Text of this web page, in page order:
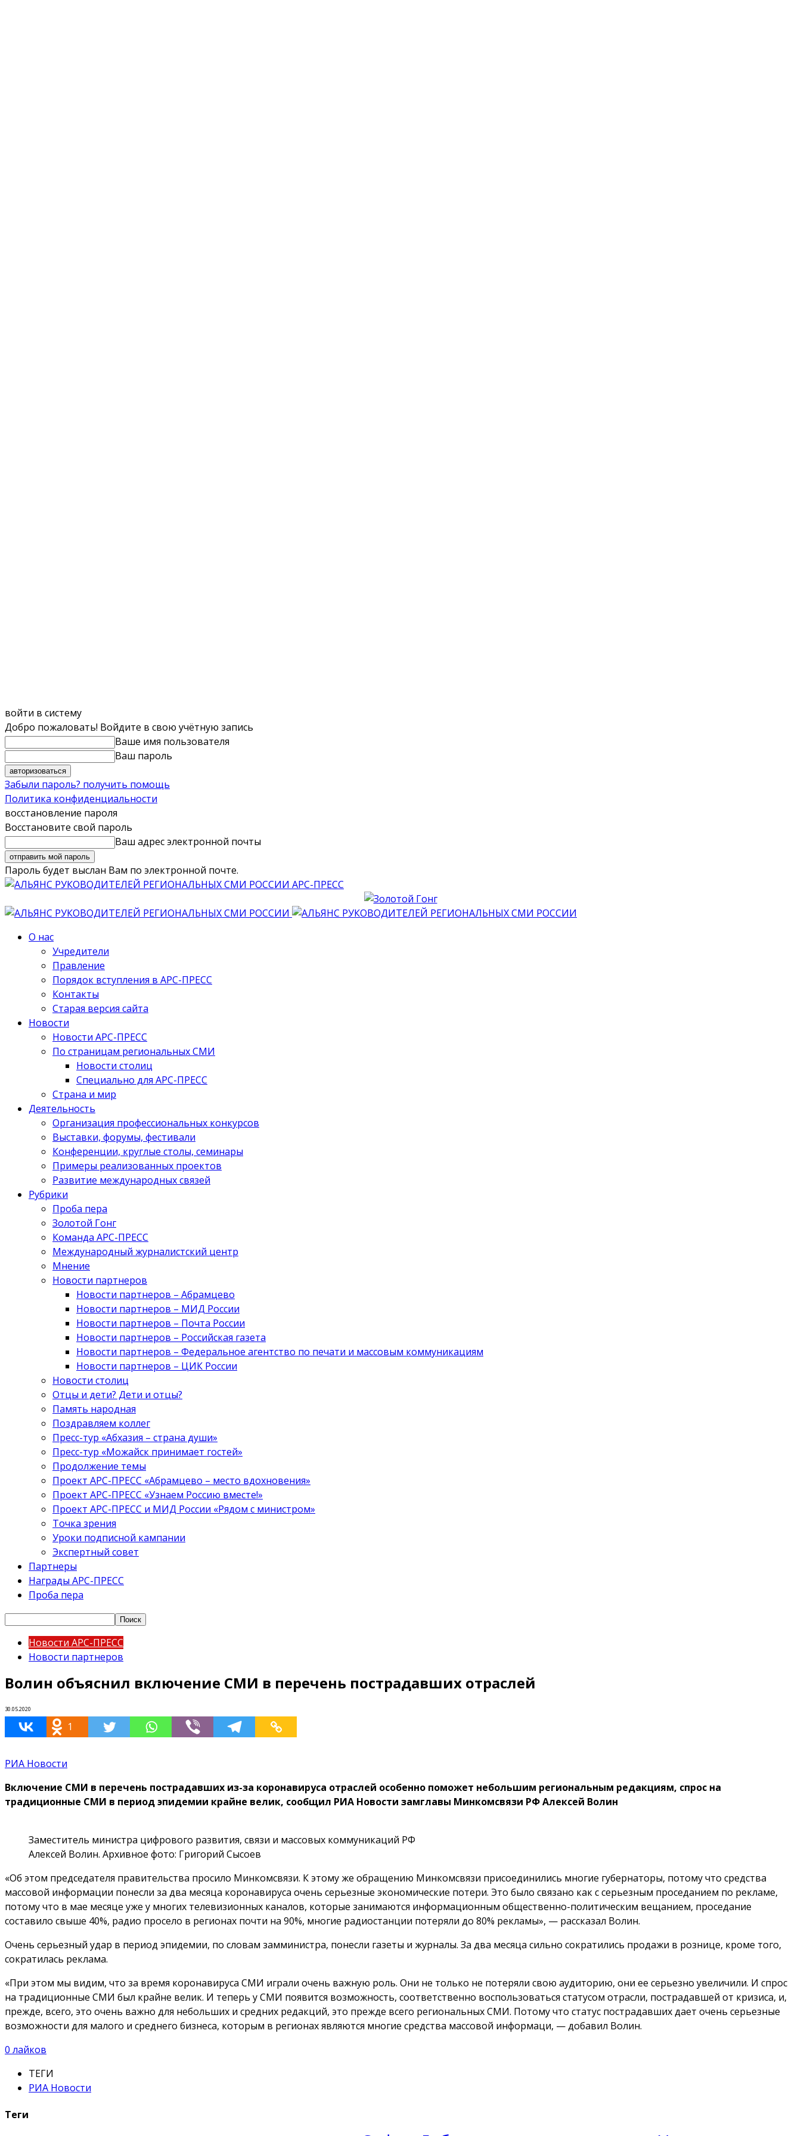
войти в систему
Добро пожаловать! Войдите в свою учётную запись
Ваше имя пользователя
Ваш пароль
Забыли пароль? получить помощь
Политика конфиденциальности
восстановление пароля
Восстановите свой пароль
Ваш адрес электронной почты
Пароль будет выслан Вам по электронной почте.
АРС-ПРЕСС
О нас
Учредители
Правление
Порядок вступления в АРС-ПРЕСС
Контакты
Старая версия сайта
Новости
Новости АРС-ПРЕСС
По страницам региональных СМИ
Новости столиц
Специально для АРС-ПРЕСС
Страна и мир
Деятельность
Организация профессиональных конкурсов
Выставки, форумы, фестивали
Конференции, круглые столы, семинары
Примеры реализованных проектов
Развитие международных связей
Рубрики
Проба пера
Золотой Гонг
Команда АРС-ПРЕСС
Международный журналистский центр
Мнение
Новости партнеров
Новости партнеров – Абрамцево
Новости партнеров – МИД России
Новости партнеров – Почта России
Новости партнеров – Российская газета
Новости партнеров – Федеральное агентство по печати и массовым коммуникациям
Новости партнеров – ЦИК России
Новости столиц
Отцы и дети? Дети и отцы?
Память народная
Поздравляем коллег
Пресс-тур «Абхазия – страна души»
Пресс-тур «Можайск принимает гостей»
Продолжение темы
Проект АРС-ПРЕСС «Абрамцево – место вдохновения»
Проект АРС-ПРЕСС «Узнаем Россию вместе!»
Проект АРС-ПРЕСС и МИД России «Рядом с министром»
Точка зрения
Уроки подписной кампании
Экспертный совет
Партнеры
Награды АРС-ПРЕСС
Проба пера
Новости АРС-ПРЕСС
Новости партнеров
Волин объяснил включение СМИ в перечень пострадавших отраслей
30.05.2020
1
РИА Новости
Включение СМИ в перечень пострадавших из-за коронавируса отраслей особенно поможет небольшим региональным редакциям, спрос на
традиционные СМИ в период эпидемии крайне велик, сообщил РИА Новости замглавы Минкомсвязи РФ Алексей Волин
Заместитель министра цифрового развития, связи и массовых коммуникаций РФ
Алексей Волин. Архивное фото: Григорий Сысоев
«Об этом председателя правительства просило Минкомсвязи. К этому же обращению Минкомсвязи присоединились многие губернаторы, потому что средства
массовой информации понесли за два месяца коронавируса очень серьезные экономические потери. Это было связано как с серьезным проседанием по рекламе,
потому что в мае месяце уже у многих телевизионных каналов, которые занимаются информационным общественно-политическим вещанием, проседание
составило свыше 40%, радио просело в регионах почти на 90%, многие радиостанции потеряли до 80% рекламы», — рассказал Волин.
Очень серьезный удар в период эпидемии, по словам замминистра, понесли газеты и журналы. За два месяца сильно сократились продажи в рознице, кроме того,
сократилась реклама.
«При этом мы видим, что за время коронавируса СМИ играли очень важную роль. Они не только не потеряли свою аудиторию, они ее серьезно увеличили. И спрос
на традиционные СМИ был крайне велик. И теперь у СМИ появится возможность, соответственно воспользоваться статусом отрасли, пострадавшей от кризиса, и,
прежде, всего, это очень важно для небольших и средних редакций, это прежде всего региональных СМИ. Потому что статус пострадавших дает очень серьезные
возможности для малого и среднего бизнеса, которым в регионах являются многие средства массовой информаци, — добавил Волин.
0 лайков
ТЕГИ
РИА Новости
Теги